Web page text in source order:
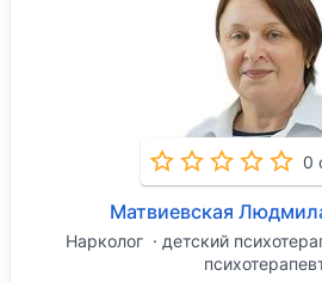
0
Матвиевская
Нарколог детский